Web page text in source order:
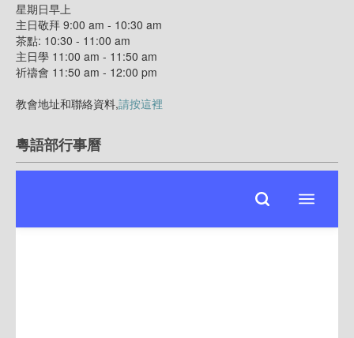
星期日早上
主日敬拜 9:00 am - 10:30 am
茶點: 10:30 - 11:00 am
主日學 11:00 am - 11:50 am
祈禱會 11:50 am - 12:00 pm
教會地址和聯絡資料,請按這裡
粵語部行事曆